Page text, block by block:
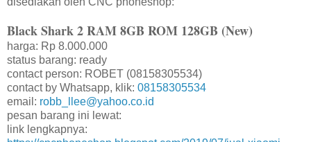
Black Shark 2 RAM 8GB ROM 128GB (New)
harga: Rp 8.000.000
status barang: ready
contact person: ROBET (08158305534)
contact by Whatsapp, klik: 08158305534
email: robb_llee@yahoo.co.id
pesan barang ini lewat:
link lengkapnya: